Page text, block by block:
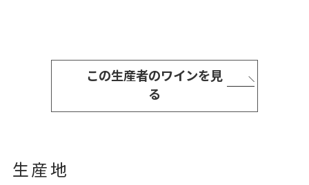
この生産者のワインを見
る
生産地